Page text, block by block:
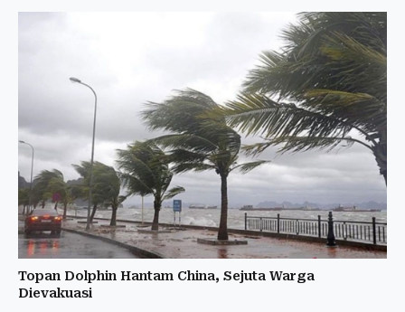
Topan Dolphin Hantam China, Sejuta Warga
Dievakuasi